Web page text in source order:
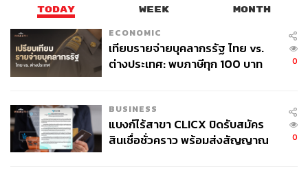
TODAY WEEK MONTH
ECONOMIC
เทียบรายจ่ายบุคลากรรัฐ ไทย vs.
ต่างประเทศ: พบภาษีทุก 100 บาท
0
BUSINESS
แบงก์ไร้สาขา CLICX ปิดรับสมัคร
สินเชื่อชั่วคราว พร้อมส่งสัญญาณ
0